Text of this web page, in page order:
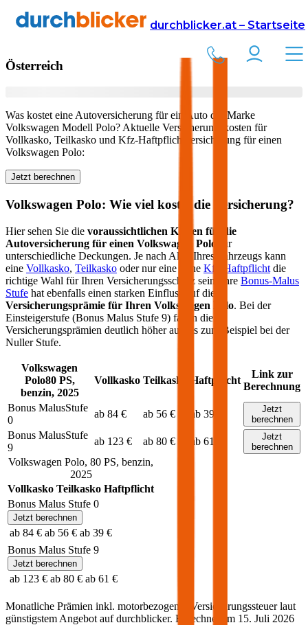
durchblicker.at – Startseite
Versicherung Autoversicherung Volkswagen
Volkswagen Poloin
Österreich
Was kostet eine Autoversicherung für ein Auto der Marke
Volkswagen Modell Polo? Aktuelle Versicherungskosten für
Vollkasko, Teilkasko und Kfz-Haftpflichtversicherung für einen
Volkswagen Polo:
Jetzt berechnen
Volkswagen Polo: Wie viel kostet die Versicherung?
Hier sehen Sie die voraussichtlichen Kosten für die
Autoversicherung für einen Volkswagen Polo
für
unterschiedliche Deckungen. Je nach Alter Ihres Fahrzeugs kann
eine Vollkasko, Teilkasko oder nur eine reine Kfz-Haftpflicht die
richtige Wahl für Ihren Versicherungsschutz sein. Ihre Bonus-Malus
Stufe hat ebenfalls einen starken Einfluss auf die
Versicherungsprämie für Ihren Volkswagen Polo. Bei der
Einsteigerstufe (Bonus Malus Stufe 9) fallen die
Versicherungsprämien deutlich höher aus als zum Beispiel bei der
Nuller Stufe.
Volkswagen
Polo80PS,
benzin, 2025
Vollkasko Teilkasko Haftpflicht
Link zur
Berechnung
Bonus MalusStufe
0
ab 84 € ab 56 € ab 39 €
Jetzt
berechnen
Bonus MalusStufe
9
ab 123 € ab 80 € ab 61 €
Jetzt
berechnen
Volkswagen Polo, 80 PS, benzin,
2025
Vollkasko Teilkasko Haftpflicht
Bonus Malus Stufe 0
Jetzt berechnen
ab 84 € ab 56 € ab 39 €
Bonus Malus Stufe 9
Jetzt berechnen
ab 123 € ab 80 € ab 61 €
Monatliche Prämien inkl. motorbezogener Versicherungssteuer laut
günstigstem Angebot auf durchblicker. Berechnet am 15. Juli 2026